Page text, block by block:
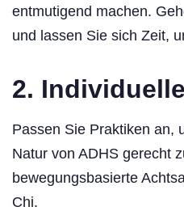
entmutigend machen.
und lassen Sie sich Zeit,
2.
Passen Sie Praktiken an,
Natur von ADHS gerecht
bewegungsbasierte
Chi.